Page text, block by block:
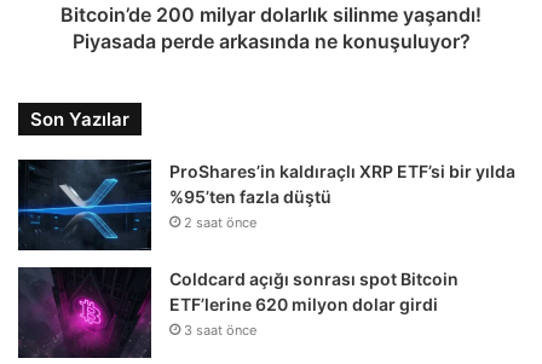
Bitcoin’de 200 milyar dolarlık silinme yaşandı!
Piyasada perde arkasında ne konuşuluyor?
Son Yazılar
ProShares’in kaldıraçlı XRP ETF’si bir yılda
%95’ten fazla düştü
2 saat önce
Coldcard açığı sonrası spot Bitcoin
ETF’lerine 620 milyon dolar girdi
3 saat önce